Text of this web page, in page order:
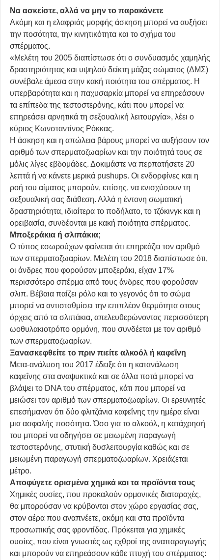
Να ασκείστε, αλλά να μην το παρακάνετε
Ακόμη και η ελαφριάς μορφής άσκηση μπορεί να αυξήσει
την ποσότητα, την κινητικότητα και το σχήμα του
σπέρματος.
«Μελέτη του 2005 διαπίστωσε ότι ο συνδυασμός χαμηλής
δραστηριότητας και υψηλού δείκτη μάζας σώματος (ΔΜΣ)
συνέβαλε άμεσα στην κακή ποιότητα του σπέρματος. Η
υπερβαρότητα και η παχυσαρκία μπορεί να επηρεάσουν
τα επίπεδα της τεστοστερόνης, κάτι που μπορεί να
επηρεάσει αρνητικά τη σεξουαλική λειτουργία», λέει ο
κύριος Κωνσταντίνος Ρόκκας.
Η άσκηση και η απώλεια βάρους μπορεί να αυξήσουν τον
αριθμό των σπερματοζωαρίων και την ποιότητά τους σε
μόλις λίγες εβδομάδες. Δοκιμάστε να περπατήσετε 20
λεπτά ή να κάνετε μερικά pushups. Οι ενδορφίνες και η
ροή του αίματος μπορούν, επίσης, να ενισχύσουν τη
σεξουαλική σας διάθεση. Αλλά η έντονη σωματική
δραστηριότητα, ιδιαίτερα το ποδήλατο, το τζόκινγκ και η
ορειβασία, συνδέονται με κακή ποιότητα σπέρματος.
Μποξεράκια ή σλιπάκια;
Ο τύπος εσωρούχων φαίνεται ότι επηρεάζει τον αριθμό
των σπερματοζωαρίων. Μελέτη του 2018 διαπίστωσε ότι,
οι άνδρες που φορούσαν μποξεράκι, είχαν 17%
περισσότερο σπέρμα από τους άνδρες που φορούσαν
σλιπ. Βέβαια παίζει ρόλο και το γεγονός ότι το σώμα
μπορεί να αντισταθμίσει την επιπλέον θερμότητα στους
όρχεις από τα σλιπάκια, απελευθερώνοντας περισσότερη
ωοθυλακιοτρόπο ορμόνη, που συνδέεται με τον αριθμό
των σπερματοζωαρίων.
Ξανασκεφθείτε το πριν πιείτε αλκοόλ ή καφεΐνη
Μετα-ανάλυση του 2017 έδειξε ότι η κατανάλωση
καφεΐνης στα αναψυκτικά και σε άλλα ποτά μπορεί να
βλάψει το DNA του σπέρματος, κάτι που μπορεί να
μειώσει τον αριθμό των σπερματοζωαρίων. Οι ερευνητές
επεσήμαναν ότι δύο φλιτζάνια καφεΐνης την ημέρα είναι
μια ασφαλής ποσότητα. Όσο για το αλκοόλ, η κατάχρησή
του μπορεί να οδηγήσει σε μειωμένη παραγωγή
τεστοστερόνης, στυτική δυσλειτουργία καθώς και σε
μειωμένη παραγωγή σπερματοζωαρίων. Χρειάζεται
μέτρο.
Αποφύγετε ορισμένα χημικά και τα προϊόντα τους
Χημικές ουσίες, που προκαλούν ορμονικές διαταραχές,
θα μπορούσαν να κρύβονται στον χώρο εργασίας σας,
στον αέρα που αναπνέετε, ακόμη και στα προϊόντα
προσωπικής σας φροντίδας. Πρόκειται για χημικές
ουσίες, που είναι γνωστές ως εχθροί της αναπαραγωγής
και μπορούν να επηρεάσουν κάθε πτυχή του σπέρματος: